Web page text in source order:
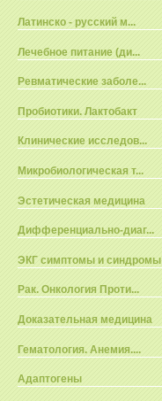
Латинско - русский м...
Лечебное питание (ди...
Ревматические заболе...
Пробиотики. Лактобакт
Клинические исследов...
Микробиологическая т...
Эстетическая медицина
Дифференциально-диаг...
ЭКГ симптомы и синдромы
Рак. Онкология Проти...
Доказательная медицина
Гематология. Анемия....
Адаптогены